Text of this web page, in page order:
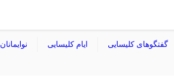
نوایمانان ایام کلیسایی گفتگوهای کلیسایی